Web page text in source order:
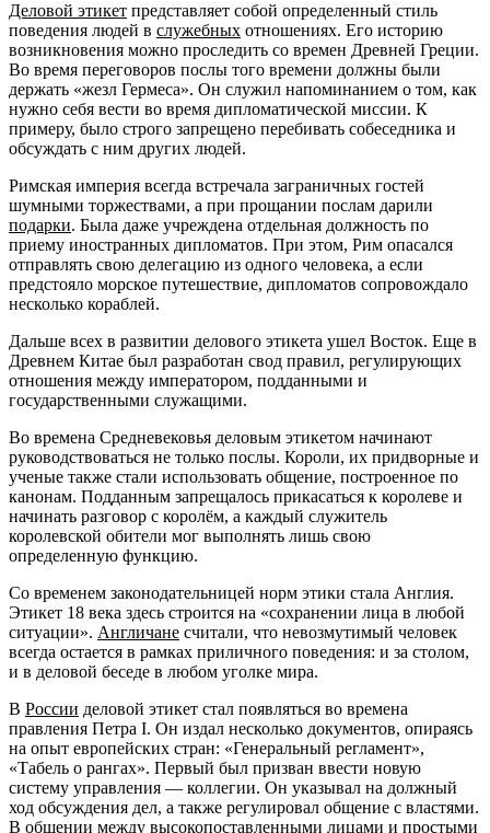
Деловой этикет представляет собой определенный стиль
поведения людей в служебных отношениях. Его историю
возникновения можно проследить со времен Древней Греции.
Во время переговоров послы того времени должны были
держать «жезл Гермеса». Он служил напоминанием о том, как
нужно себя вести во время дипломатической миссии. К
примеру, было строго запрещено перебивать собеседника и
обсуждать с ним других людей.
Римская империя всегда встречала заграничных гостей
шумными торжествами, а при прощании послам дарили
подарки. Была даже учреждена отдельная должность по
приему иностранных дипломатов. При этом, Рим опасался
отправлять свою делегацию из одного человека, а если
предстояло морское путешествие, дипломатов сопровождало
несколько кораблей.
Дальше всех в развитии делового этикета ушел Восток. Еще в
Древнем Китае был разработан свод правил, регулирующих
отношения между императором, подданными и
государственными служащими.
Во времена Средневековья деловым этикетом начинают
руководствоваться не только послы. Короли, их придворные и
ученые также стали использовать общение, построенное по
канонам. Подданным запрещалось прикасаться к королеве и
начинать разговор с королём, а каждый служитель
королевской обители мог выполнять лишь свою
определенную функцию.
Со временем законодательницей норм этики стала Англия.
Этикет 18 века здесь строится на «сохранении лица в любой
ситуации». Англичане считали, что невозмутимый человек
всегда остается в рамках приличного поведения: и за столом,
и в деловой беседе в любом уголке мира.
В России деловой этикет стал появляться во времена
правления Петра I. Он издал несколько документов, опираясь
на опыт европейских стран: «Генеральный регламент»,
«Табель о рангах». Первый был призван ввести новую
систему управления — коллегии. Он указывал на должный
ход обсуждения дел, а также регулировал общение с властями.
В общении между высокопоставленными лицами и простыми